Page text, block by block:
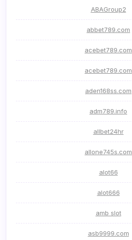
ABAGroup2
abbet789.com
acebet789.com
acebet789.com
aden168ss.com
adm789.info
allbet24hr
allone745s.com
alot66
alot666
amb slot
asb9999.com